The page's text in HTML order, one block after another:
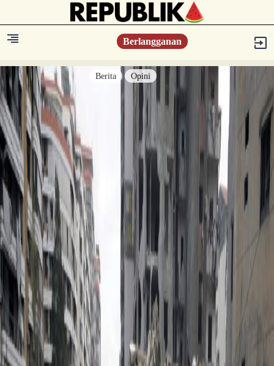
Berlangganan
Berita Opini
Berita
Islam Digest
Hikmah
Opini
Konsultasi Syariah
Resonansi
Sejarah
Lensa
Iqtishodia